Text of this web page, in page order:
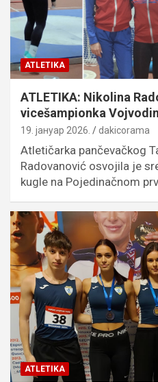
ATLETIKA
ATLETIKA: Nikolina
vicešampionka
19. јануар 2026. dakicorama
Atletičarka pančevačkog
Radovanović osvojila je
kugle na Pojedinačnom
ATLETIKA